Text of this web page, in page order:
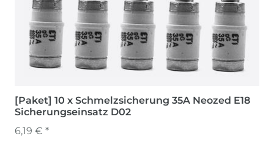
[Paket] 10 x Schmelzsicherung 35A Neozed E18
Sicherungseinsatz D02
6,19 € *